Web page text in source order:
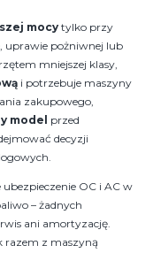
mocy tylko przy
uprawie pożniwnej lub
mniejszej klasy,
i potrzebuje maszyny
zakupowego,
model
przed
decyzji
OC i AC w
– żadnych
ani amortyzację.
razem z maszyną